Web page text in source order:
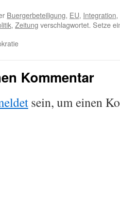
Buergerbeteiligung, EU, Integration,
, Zeitung verschlagwortet. Setze
Kommentar
sein, um einen